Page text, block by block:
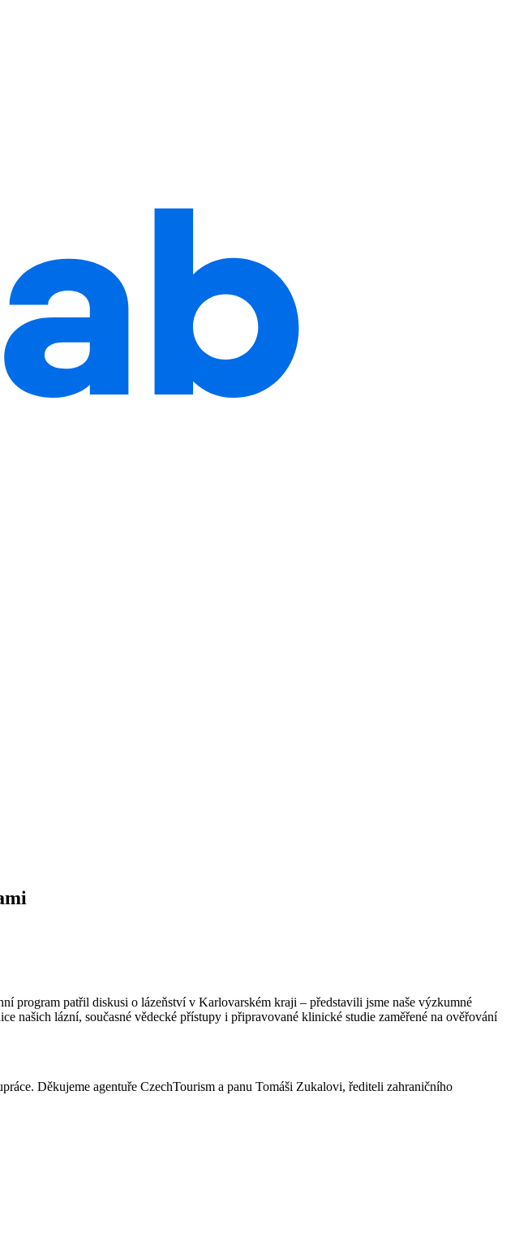
program patřil diskusi o lázeňství v Karlovarském kraji – představili jsme naše výzkumné
našich lázní, současné vědecké přístupy i připravované klinické studie zaměřené na ověřování
Děkujeme agentuře CzechTourism a panu Tomáši Zukalovi, řediteli zahraničního